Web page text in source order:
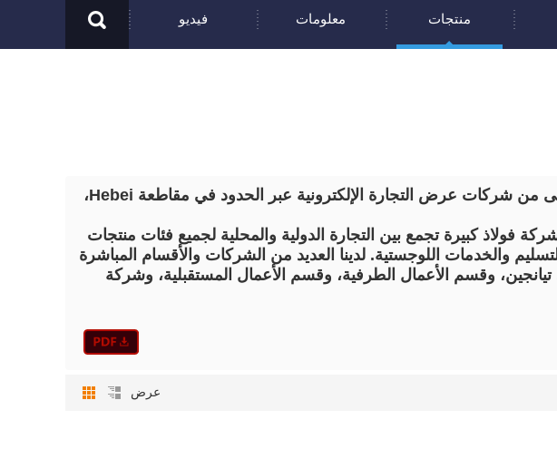
منتجات معلومات فيديو
شركة Tangshan Jun Nan المحدودة - الدفعة الأولى من شركات عرض التجارة الإلكترونية عبر الحدود في مقاطعة Hebei،
صيني، نحن شركة فولاذ كبيرة تجمع بين التجارة الدولية والمحلية لجميع فئات منتجات
والخدمات اللوجستية. لدينا العديد من الشركات والأقسام المباشرة
وقسم الأعمال الطرفية، وقسم الأعمال المستقبلية، وشركة
عرض